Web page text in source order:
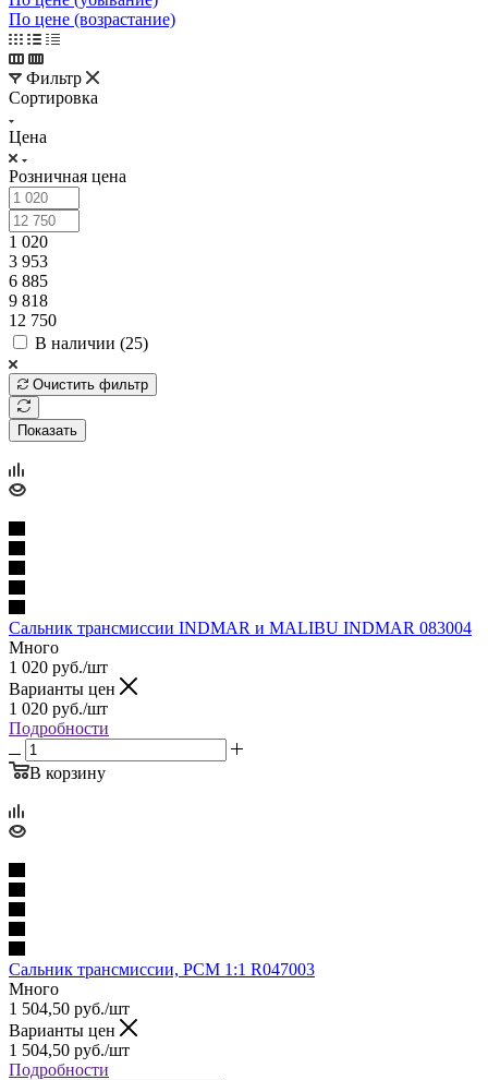
По цене (возрастание)
Фильтр
Сортировка
Цена
Розничная цена
1 020
3 953
6 885
9 818
12 750
В наличии (25)
Очистить фильтр
Показать
Сальник трансмиссии INDMAR и MALIBU INDMAR 083004
Много
1 020 руб./шт
Варианты цен
1 020 руб./шт
Подробности
В корзину
Сальник трансмиссии, РСМ 1:1 R047003
Много
1 504,50 руб./шт
Варианты цен
1 504,50 руб./шт
Подробности